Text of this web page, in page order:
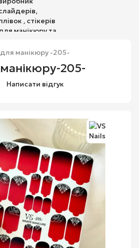
для манікюру -205-
205-
Написати відгук